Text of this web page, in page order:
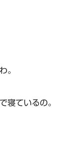
。
寝ているの。